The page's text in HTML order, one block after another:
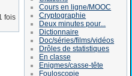
fois
Cours en ligne/MOOC
Cryptographie
Deux minutes pour...
Dictionnaire
Doc/séries/films/vidéos
Drôles de statistiques
En classe
Enigmes/casse-tête
Fouloscopie